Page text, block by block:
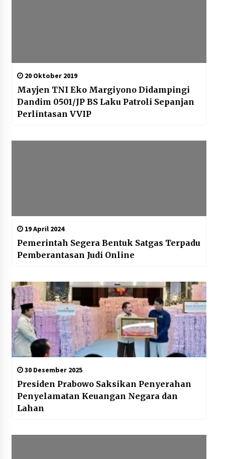
20 Oktober 2019
Mayjen TNI Eko Margiyono Didampingi
Dandim 0501/JP BS Laku Patroli Sepanjan
Perlintasan VVIP
19 April 2024
Pemerintah Segera Bentuk Satgas Terpadu
Pemberantasan Judi Online
30 Desember 2025
Presiden Prabowo Saksikan Penyerahan
Penyelamatan Keuangan Negara dan
Lahan